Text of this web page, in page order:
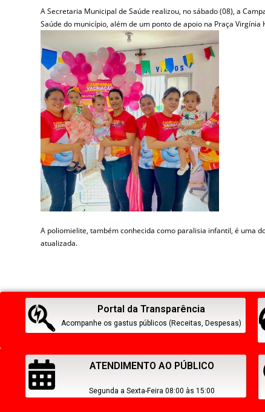
A Secretaria Municipal de Saúde realizou, no sábado (08), a
Saúde do município, além de um ponto de apoio na Praça Virgínia
A poliomielite, também conhecida como paralisia infantil, é uma
atualizada.
Portal da Transparência
Acompanhe os gastus públicos (Receitas, Despesas)
ATENDIMENTO AO PÚBLICO
Segunda a Sexta-Feira 08:00 às 15:00